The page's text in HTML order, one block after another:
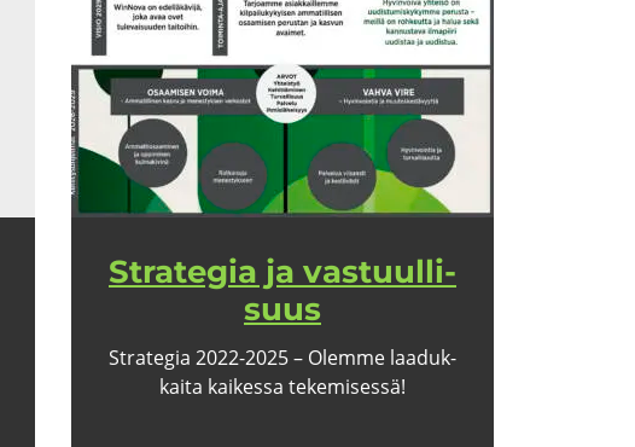
Stra­te­gia ja vas­tuul­li­
suus
Stra­te­gia 2022-2025 – Olem­me laa­duk­
kai­ta kai­kes­sa te­ke­mi­ses­sä!